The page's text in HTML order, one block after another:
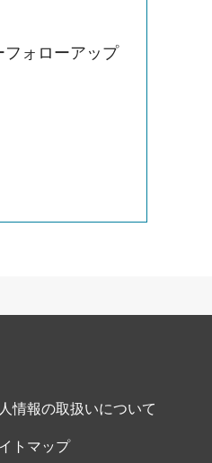
ォローアップ
情報の取扱いについて
トマップ